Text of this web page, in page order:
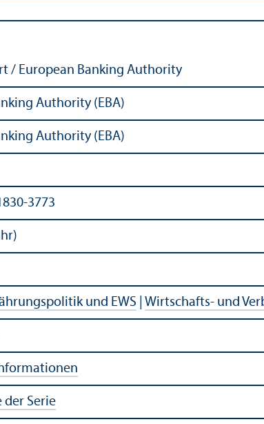
/ European Banking Authority
Authority (EBA)
Authority (EBA)
3773
und EWS Wirtschafts- und
der Serie